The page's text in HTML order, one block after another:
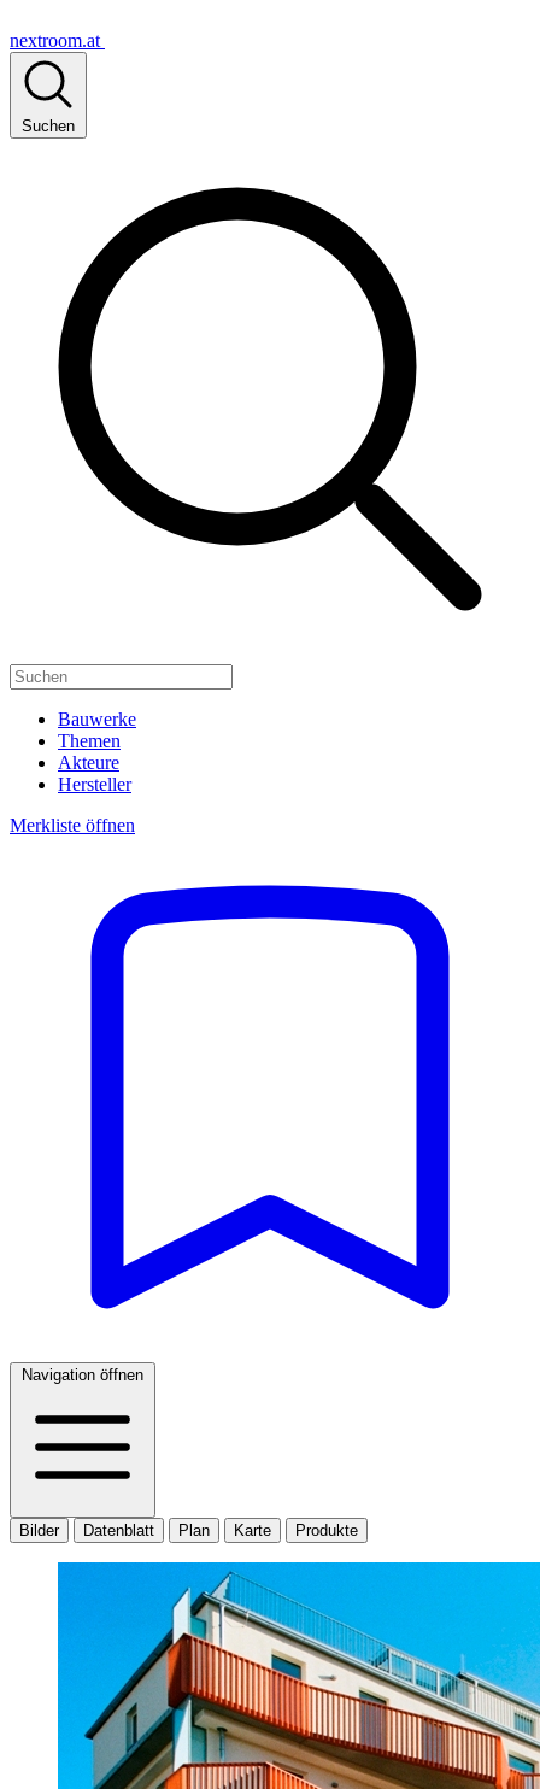
nextroom.at
Suchen
Bauwerke
Themen
Akteure
Hersteller
Merkliste öffnen
Navigation öffnen
Bilder Datenblatt Plan Karte Produkte